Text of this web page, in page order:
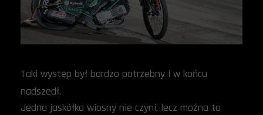
Taki występ był bardzo potrzebny i w końcu
nadszedł.
Jedna jaskółka wiosny nie czyni, lecz można to